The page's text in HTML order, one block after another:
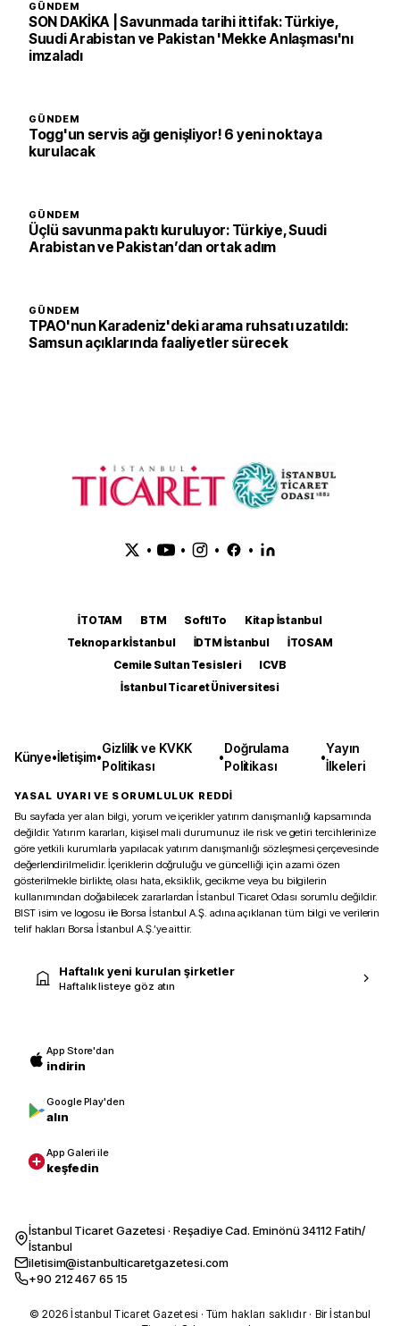
GÜNDEM
SON DAKİKA | Savunmada tarihi ittifak: Türkiye,
Suudi Arabistan ve Pakistan 'Mekke Anlaşması'nı
imzaladı
GÜNDEM
Togg'un servis ağı genişliyor! 6 yeni noktaya
kurulacak
GÜNDEM
Üçlü savunma paktı kuruluyor: Türkiye, Suudi
Arabistan ve Pakistan’dan ortak adım
GÜNDEM
TPAO'nun Karadeniz'deki arama ruhsatı uzatıldı:
Samsun açıklarında faaliyetler sürecek
• • • •
İTOTAM BTM SoftITo
Kitap İstanbul
Teknopark İstanbul
İDTM İstanbul
İTOSAM
Cemile Sultan Tesisleri
ICVB
İstanbul Ticaret Üniversitesi
Künye•İletişim•
Gizlilik ve KVKK
Politikası
•
Doğrulama
Politikası
•
Yayın
İlkeleri
YASAL UYARI VE SORUMLULUK REDDİ
Bu sayfada yer alan bilgi, yorum ve içerikler yatırım danışmanlığı kapsamında
değildir. Yatırım kararları, kişisel mali durumunuz ile risk ve getiri tercihlerinize
göre yetkili kurumlarla yapılacak yatırım danışmanlığı sözleşmesi çerçevesinde
değerlendirilmelidir. İçeriklerin doğruluğu ve güncelliği için azami özen
gösterilmekle birlikte, olası hata, eksiklik, gecikme veya bu bilgilerin
kullanımından doğabilecek zararlardan İstanbul Ticaret Odası sorumlu değildir.
BIST isim ve logosu ile Borsa İstanbul A.Ş. adına açıklanan tüm bilgi ve verilerin
telif hakları Borsa İstanbul A.Ş.’ye aittir.
Haftalık yeni kurulan şirketler
Haftalık listeye göz atın
App Store'dan
indirin
Google Play'den
alın
App Galeri ile
keşfedin
İstanbul Ticaret Gazetesi · Reşadiye Cad. Eminönü 34112 Fatih/
İstanbul
iletisim@istanbulticaretgazetesi.com
+90 212 467 65 15
© 2026 İstanbul Ticaret Gazetesi · Tüm hakları saklıdır · Bir İstanbul